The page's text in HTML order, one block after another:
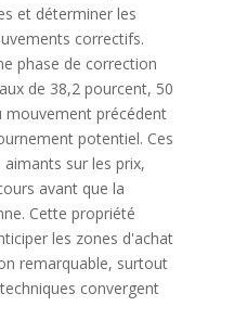
et déterminer les
correctifs.
phase de correction
de 38,2 pourcent, 50
précédent
potentiel. Ces
sur les prix,
avant que la
Cette propriété
les zones d'achat
remarquable, surtout
convergent